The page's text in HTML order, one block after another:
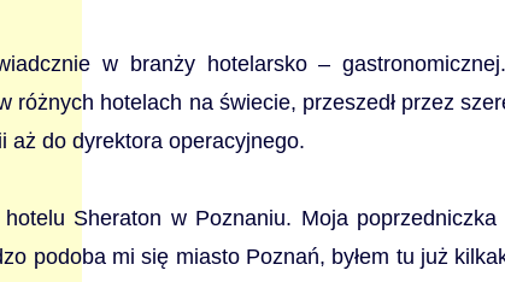
w branży hotelarsko –
różnych hotelach na świecie, przeszedł przez
aż do dyrektora operacyjnego.
Sheraton w Poznaniu. Moja poprzedniczka
podoba mi się miasto Poznań, byłem tu już